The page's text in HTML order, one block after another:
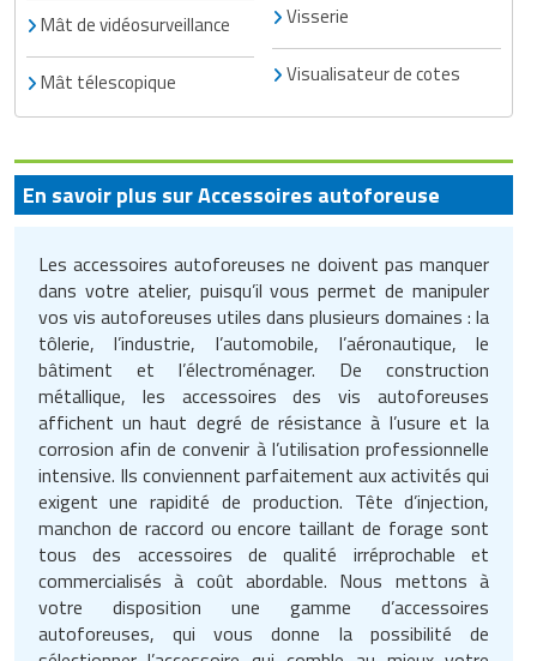
Mât de vidéosurveillance
Mât télescopique
Visserie
Visualisateur de cotes
En savoir plus sur Accessoires autoforeuse
Les accessoires autoforeuses ne doivent pas manquer
dans votre atelier, puisqu’il vous permet de manipuler
vos vis autoforeuses utiles dans plusieurs domaines : la
tôlerie, l’industrie, l’automobile, l’aéronautique, le
bâtiment et l’électroménager. De construction
métallique, les accessoires des vis autoforeuses
affichent un haut degré de résistance à l’usure et la
corrosion afin de convenir à l’utilisation professionnelle
intensive. Ils conviennent parfaitement aux activités qui
exigent une rapidité de production. Tête d’injection,
manchon de raccord ou encore taillant de forage sont
tous des accessoires de qualité irréprochable et
commercialisés à coût abordable. Nous mettons à
votre disposition une gamme d’accessoires
autoforeuses, qui vous donne la possibilité de